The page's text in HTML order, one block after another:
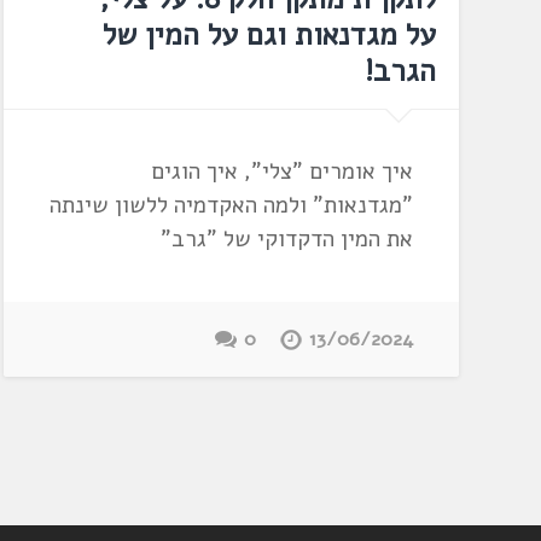
על מגדנאות וגם על המין של
הגרב!
איך אומרים "צלי", איך הוגים
"מגדנאות" ולמה האקדמיה ללשון שינתה
את המין הדקדוקי של "גרב"
13/06/2024
0